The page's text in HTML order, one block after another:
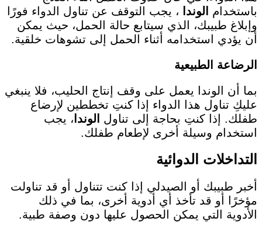
باستخدام
الوندا ، يجب التوقف عن تناول الدواء فورًا
وإبلاغ طبيبك، الذي سيتابع حالة الحمل، حيث يمكن
أن يؤدي استخدامه أثناء الحمل إلى تشوهات خلقية.
الرضاعة الطبيعية
بما أن الوندا يعمل على وقف إنتاج الحليب، فلا ينبغي
عليكِ تناول هذا الدواء إذا كنتِ تخططين لإرضاع
طفلك. إذا كنتِ بحاجة إلى تناول
الوندا ، يجب
استخدام وسيلة أخرى لإطعام طفلك.
التداخلات الدوائية
أخبر طبيبك أو الصيدلي إذا كنت تتناول أو قد تناولت
مؤخرًا أو قد تأخذ أي أدوية أخرى، بما في ذلك
الأدوية التي يمكن الحصول عليها دون وصفة طبية.